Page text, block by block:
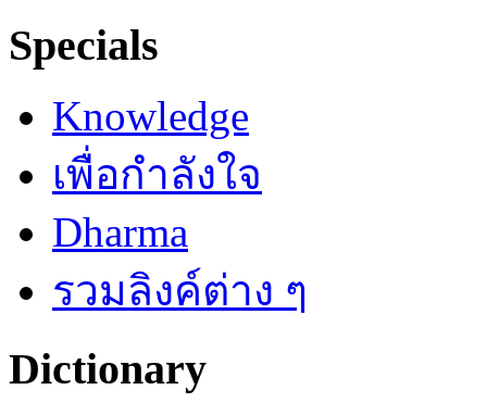
Specials
Knowledge
เพื่อกำลังใจ
Dharma
รวมลิงค์ต่าง ๆ
Dictionary